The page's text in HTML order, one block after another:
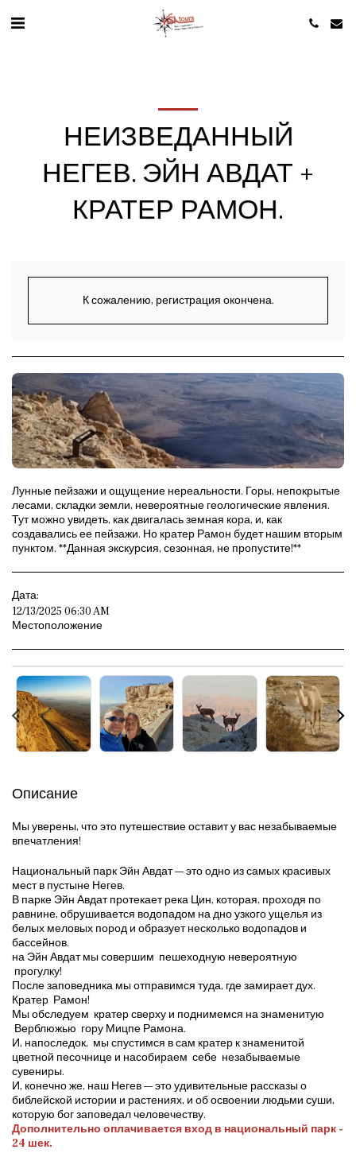
НЕИЗВЕДАННЫЙ
НЕГЕВ. ЭЙН АВДАТ +
КРАТЕР РАМОН.
К сожалению, регистрация окончена.
Лунные пейзажи и ощущение нереальности. Горы, непокрытые
лесами, складки земли, невероятные геологические явления.
Тут можно увидеть, как двигалась земная кора, и, как
создавались ее пейзажи. Но кратер Рамон будет нашим вторым
пунктом. **Данная экскурсия, сезонная, не пропустите!**
Дата:
12/13/2025 06:30 AM
Местоположение
Описание
Мы уверены, что это путешествие оставит у вас незабываемые
впечатления!
Национальный парк Эйн Авдат — это одно из самых красивых
мест в пустыне Негев.
В парке Эйн Авдат протекает река Цин, которая, проходя по
равнине, обрушивается водопадом на дно узкого ущелья из
белых меловых пород и образует несколько водопадов и
бассейнов.
на Эйн Авдат мы совершим пешеходную невероятную
прогулку!
После заповедника мы отправимся туда, где замирает дух.
Кратер Рамон!
Мы обследуем кратер сверху и поднимемся на знаменитую
Верблюжью гору Мицпе Рамона.
И, напоследок, мы спустимся в сам кратер к знаменитой
цветной песочнице и насобираем себе незабываемые
сувениры.
И, конечно же, наш Негев — это удивительные рассказы о
библейской истории и растениях, и об освоении людьми суши,
которую бог заповедал человечеству.
Дополнительно оплачивается вход в национальный парк -
24 шек.